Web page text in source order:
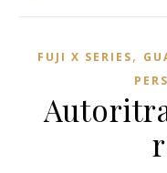
FUJI X SERIES,